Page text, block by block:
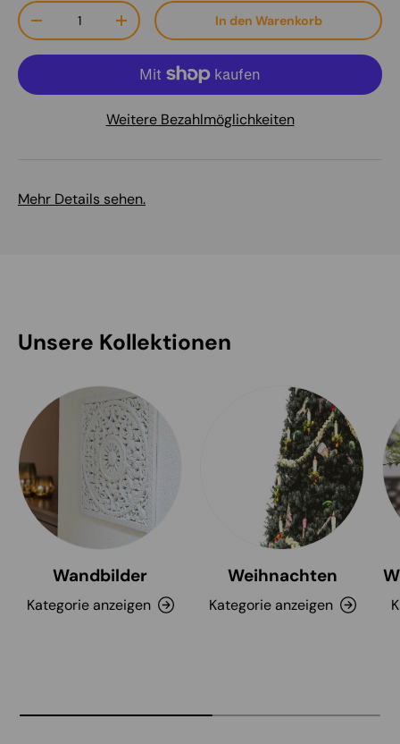
Anzahl
Menge verringernMenge erhöhen In den Warenkorb
Weitere Bezahlmöglichkeiten
Mehr Details sehen.
Unsere Kollektionen
Wandbilder
Kategorie anzeigen
Weihnachten
Kategorie anzeigen